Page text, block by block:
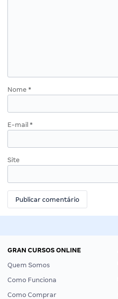
Nome *
E-mail *
Site
GRAN CURSOS ONLINE
Quem Somos
Como Funciona
Como Comprar